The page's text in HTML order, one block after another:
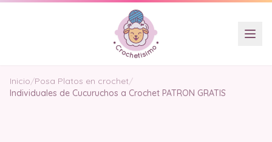
Inicio/Posa Platos en crochet/
Individuales de Cucuruchos a Crochet PATRON GRATIS